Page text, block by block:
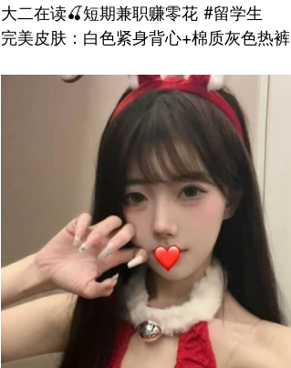
大二在读🍒短期兼职赚零花 #留学生
完美皮肤：白色紧身背心+棉质灰色热裤